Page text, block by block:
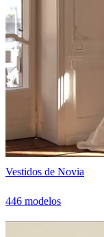
Vestidos de Novia
446 modelos